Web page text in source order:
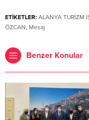
ETİKETLER: ALANYA TURİZM
ÖZCAN, Mesaj
Benzer Konular